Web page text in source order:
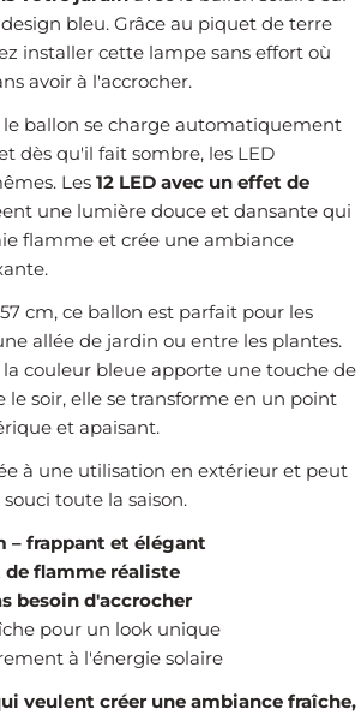
bleu. Grâce au piquet de terre
installer cette lampe sans effort où
avoir à l'accrocher.
ballon se charge automatiquement
dès qu'il fait sombre, les LED
Les 12 LED avec un effet de
une lumière douce et dansante qui
flamme et crée une ambiance
cm, ce ballon est parfait pour les
allée de jardin ou entre les plantes.
couleur bleue apporte une touche de
le soir, elle se transforme en un point
et apaisant.
à une utilisation en extérieur et peut
toute la saison.
– frappant et élégant
de flamme réaliste
besoin d'accrocher
pour un look unique
à l'énergie solaire
veulent créer une ambiance fraîche,